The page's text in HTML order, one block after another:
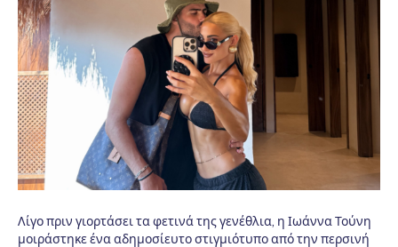
Λίγο πριν γιορτάσει τα φετινά της γενέθλια, η Ιωάννα Τούνη
μοιράστηκε ένα αδημοσίευτο στιγμιότυπο από την περσινή